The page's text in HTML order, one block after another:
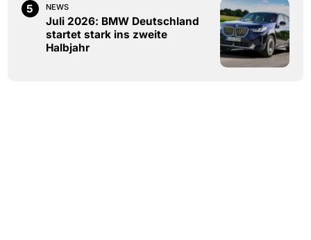
5 NEWS
Juli 2026: BMW Deutschland
startet stark ins zweite
Halbjahr